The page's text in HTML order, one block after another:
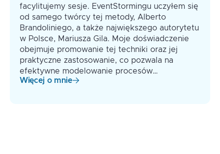
facylitujemy sesje. EventStormingu uczyłem się
od samego twórcy tej metody, Alberto
Brandoliniego, a także największego autorytetu
w Polsce, Mariusza Gila. Moje doświadczenie
obejmuje promowanie tej techniki oraz jej
praktyczne zastosowanie, co pozwala na
efektywne modelowanie procesów…
Więcej o mnie